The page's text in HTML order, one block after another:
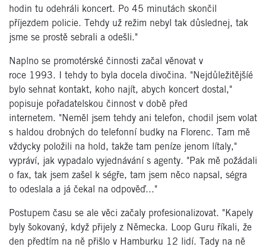
hodin tu odehráli koncert. Po 45 minutách skončil
příjezdem policie. Tehdy už režim nebyl tak důslednej, tak
jsme se prostě sebrali a odešli."
Naplno se promotérské činnosti začal věnovat v
roce 1993. I tehdy to byla docela divočina. "Nejdůležitějšíé
bylo sehnat kontakt, koho najít, abych koncert dostal,"
popisuje pořadatelskou činnost v době před
internetem. "Neměl jsem tehdy ani telefon, chodil jsem volat
s haldou drobných do telefonní budky na Florenc. Tam mě
vždycky položili na hold, takže tam peníze jenom lítaly,"
vypráví, jak vypadalo vyjednávání s agenty. "Pak mě požádali
o fax, tak jsem zašel k ségře, tam jsem něco napsal, ségra
to odeslala a já čekal na odpověď..."
Postupem času se ale věci začaly profesionalizovat. "Kapely
byly šokovaný, když přijely z Německa. Loop Guru říkali, že
den předtím na ně přišlo v Hamburku 12 lidí. Tady na ně